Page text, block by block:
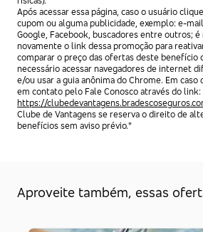
Após acessar essa página, caso o usuário
cupom ou alguma publicidade, exemplo: e-
Google, Facebook, buscadores entre outros; é
novamente o link dessa promoção para
comparar o preço das ofertas deste benefício
necessário acessar navegadores de internet
e/ou usar a guia anônima do Chrome. Em
em contato pelo Fale Conosco através do link:
https://
Clube de Vantagens se reserva o direito de
benefícios sem aviso prévio."
Aproveite também, essas